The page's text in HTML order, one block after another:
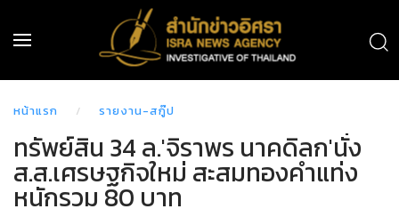
หน้าแรก รายงาน-สกู๊ป
ทรัพย์สิน 34 ล.'จิราพร นาคดิลก'นั่ง
ส.ส.เศรษฐกิจใหม่ สะสมทองคำแท่ง
หนักรวม 80 บาท